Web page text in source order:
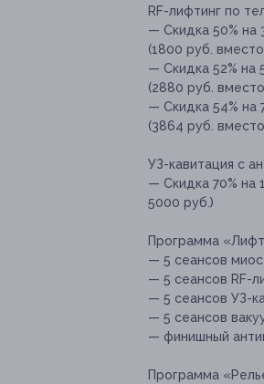
RF-лифтинг по
— Скидка 50% на
(1800 руб.
— Скидка 52% на
(2880 руб.
— Скидка 54% на
(3864 руб.
УЗ-кавитация с
— Скидка 70% на
5000 руб.)
Программа
— 5 сеансов
— 5 сеансов RF-
— 5 сеансов УЗ-
— 5 сеансов
— финишный
Программа